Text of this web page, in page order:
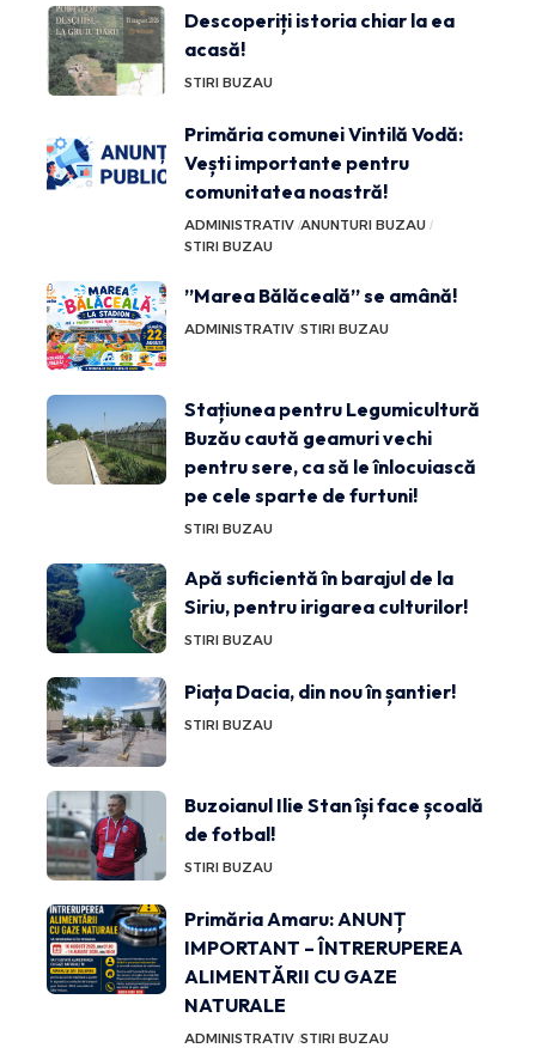
Descoperiți istoria chiar la ea
acasă!
STIRI BUZAU
Primăria comunei Vintilă Vodă:
Vești importante pentru
comunitatea noastră!
ADMINISTRATIV ANUNTURI BUZAU
STIRI BUZAU
”Marea Bălăceală” se amână!
ADMINISTRATIV STIRI BUZAU
Stațiunea pentru Legumicultură
Buzău caută geamuri vechi
pentru sere, ca să le înlocuiască
pe cele sparte de furtuni!
STIRI BUZAU
Apă suficientă în barajul de la
Siriu, pentru irigarea culturilor!
STIRI BUZAU
Piața Dacia, din nou în șantier!
STIRI BUZAU
Buzoianul Ilie Stan își face școală
de fotbal!
STIRI BUZAU
Primăria Amaru: ANUNȚ
IMPORTANT – ÎNTRERUPEREA
ALIMENTĂRII CU GAZE
NATURALE
ADMINISTRATIV STIRI BUZAU